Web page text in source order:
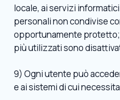
locale, ai servizi
personali non condivise
opportunamente
più utilizzati sono
9) Ogni utente può
e ai sistemi di cui